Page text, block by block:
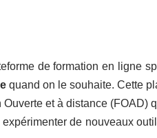
de formation en ligne
quand on le souhaite. Cette
et à distance (FOAD)
de nouveaux